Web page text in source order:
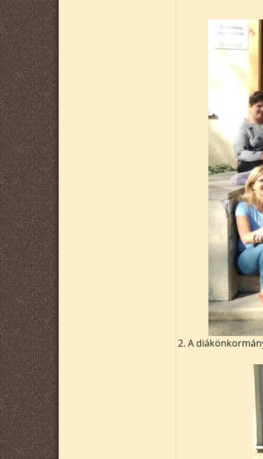
2. A